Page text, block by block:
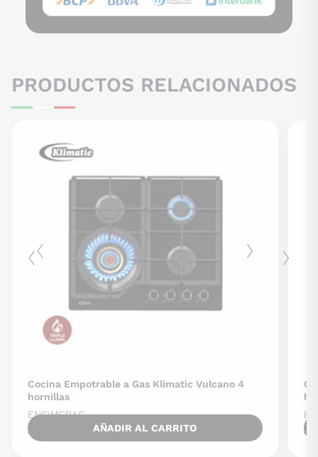
PRODUCTOS RELACIONADOS
‹ ›
Cocina Empotrable a Gas Klimatic Vulcano 4
hornillas
ENCIMERAS
S/
El
precio
S/1,249.00El
precio
AÑADIR AL CARRITO
S/
‹ ›